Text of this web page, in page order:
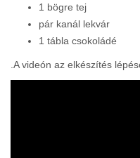
1 bögre tej
pár kanál lekvár
1 tábla csokoládé
.A videón az elkészítés